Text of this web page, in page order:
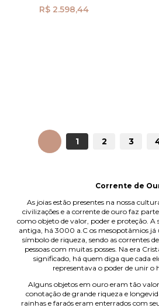
R$ 2.598,44
ANTERIOR 1 2 3
Corrente de
As joias estão presentes na nossa
civilizações e a corrente de ouro faz
como objeto de valor, poder e proteção.
antiga, há 3000 a.C os mesopotâmios já
símbolo de riqueza, sendo as correntes
pessoas com muitas posses. Na era
significado, há quem diga que cada
representava o poder de unir o
Alguns objetos em ouro eram tão
conotação de grande riqueza e
rainhas e faraós eram enterrados com